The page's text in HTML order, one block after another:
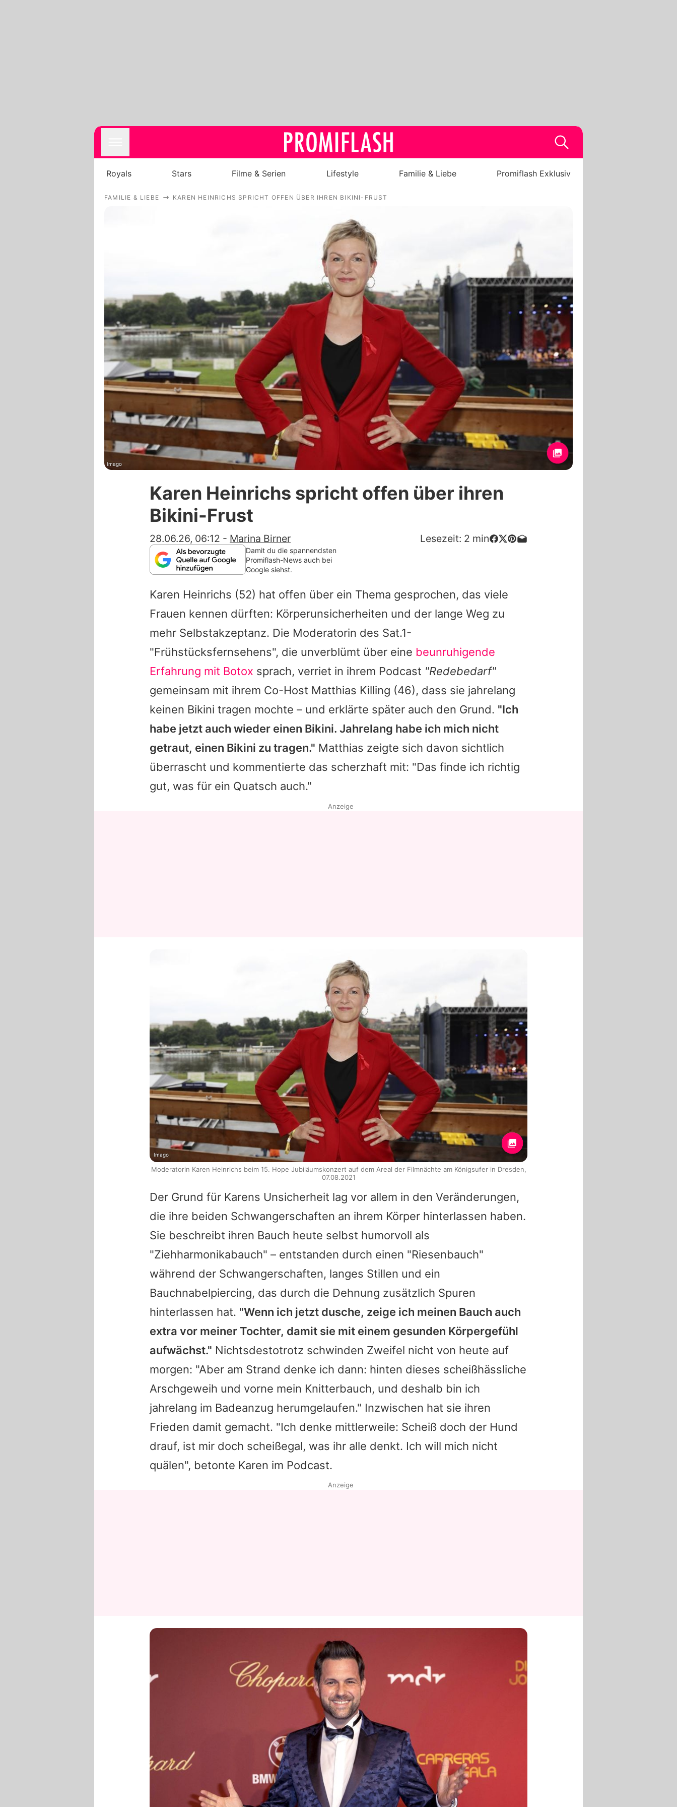
Royals
Stars
Filme & Serien
Lifestyle
Familie & Liebe
Promiflash Exklusiv
Alle Themen auf Promiflash
App runterladen
Team
Redaktionelle Richtlinien
Datenschutzerklärung
Nutzungsbedingungen
Royals Stars Filme & Serien Lifestyle Familie & Liebe Promiflash Exklusiv
FAMILIE & LIEBE KAREN HEINRICHS SPRICHT OFFEN ÜBER IHREN BIKINI-FRUST
Imago
Karen Heinrichs spricht offen über ihren
Bikini-Frust
28.06.26, 06:12 - Marina Birner Lesezeit: 2 min
Damit du die spannendsten
Promiflash-News auch bei
Google siehst.
Karen Heinrichs (52) hat offen über ein Thema gesprochen, das viele
Frauen kennen dürften: Körperunsicherheiten und der lange Weg zu
mehr Selbstakzeptanz. Die Moderatorin des Sat.1-
"Frühstücksfernsehens", die unverblümt über eine beunruhigende
Erfahrung mit Botox sprach, verriet in ihrem Podcast "Redebedarf"
gemeinsam mit ihrem Co-Host Matthias Killing (46), dass sie jahrelang
keinen Bikini tragen mochte – und erklärte später auch den Grund. "Ich
habe jetzt auch wieder einen Bikini. Jahrelang habe ich mich nicht
getraut, einen Bikini zu tragen." Matthias zeigte sich davon sichtlich
überrascht und kommentierte das scherzhaft mit: "Das finde ich richtig
gut, was für ein Quatsch auch."
Der Grund für Karens Unsicherheit lag vor allem in den Veränderungen,
die ihre beiden Schwangerschaften an ihrem Körper hinterlassen haben.
Sie beschreibt ihren Bauch heute selbst humorvoll als
"Ziehharmonikabauch" – entstanden durch einen "Riesenbauch"
während der Schwangerschaften, langes Stillen und ein
Bauchnabelpiercing, das durch die Dehnung zusätzlich Spuren
hinterlassen hat. "Wenn ich jetzt dusche, zeige ich meinen Bauch auch
extra vor meiner Tochter, damit sie mit einem gesunden Körpergefühl
aufwächst." Nichtsdestotrotz schwinden Zweifel nicht von heute auf
morgen: "Aber am Strand denke ich dann: hinten dieses scheißhässliche
Arschgeweih und vorne mein Knitterbauch, und deshalb bin ich
jahrelang im Badeanzug herumgelaufen." Inzwischen hat sie ihren
Frieden damit gemacht. "Ich denke mittlerweile: Scheiß doch der Hund
drauf, ist mir doch scheißegal, was ihr alle denkt. Ich will mich nicht
quälen", betonte Karen im Podcast.
Anzeige
Imago
Moderatorin Karen Heinrichs beim 15. Hope Jubiläumskonzert auf dem Areal der Filmnächte am Königsufer in Dresden,
07.08.2021
Anzeige